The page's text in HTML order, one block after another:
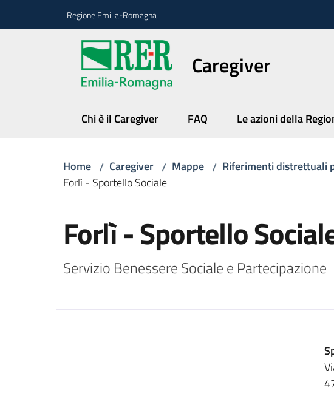
Regione Emilia-Romagna
Caregiver
Chi è il Caregiver FAQ Le azioni della
Home / Caregiver / Mappe / Riferimenti distrettuali
Forlì - Sportello Sociale
Salta al contenuto
Forlì - Sportello
Servizio Benessere Sociale e Partecipazione